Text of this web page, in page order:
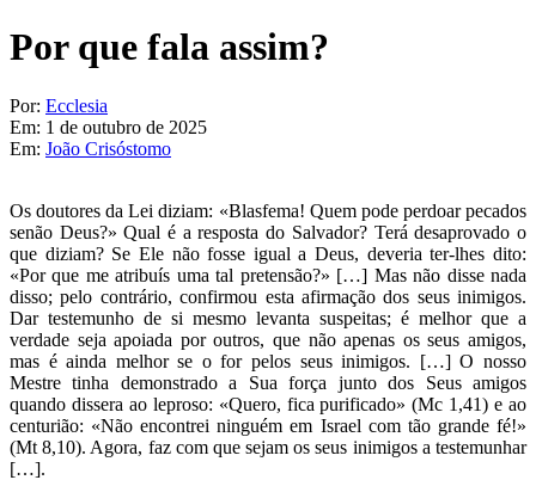
Por que fala assim?
Por: Ecclesia
Em: 1 de outubro de 2025
Em: João Crisóstomo
Os doutores da Lei diziam: «Blasfema! Quem pode perdoar pecados
senão Deus?» Qual é a resposta do Salvador? Terá desaprovado o
que diziam? Se Ele não fosse igual a Deus, deveria ter-lhes dito:
«Por que me atribuís uma tal pretensão?» […] Mas não disse nada
disso; pelo contrário, confirmou esta afirmação dos seus inimigos.
Dar testemunho de si mesmo levanta suspeitas; é melhor que a
verdade seja apoiada por outros, que não apenas os seus amigos,
mas é ainda melhor se o for pelos seus inimigos. […] O nosso
Mestre tinha demonstrado a Sua força junto dos Seus amigos
quando dissera ao leproso: «Quero, fica purificado» (Mc 1,41) e ao
centurião: «Não encontrei ninguém em Israel com tão grande fé!»
(Mt 8,10). Agora, faz com que sejam os seus inimigos a testemunhar
[…].